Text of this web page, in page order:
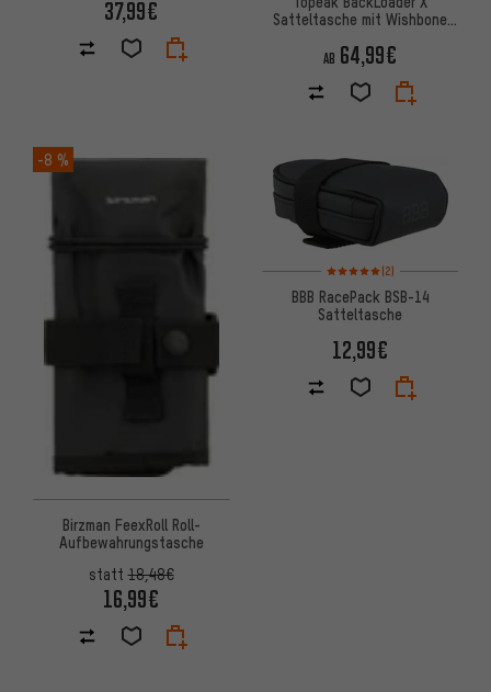
37,99€
Satteltasche mit Wishbone
AB 64,99€
-8 %
Birzman FeexRoll Roll-
Aufbewahrungstasche
statt18,48€
16,99€
Bewertungen: 5 von 5
(2)
BBB RacePack BSB-14
Satteltasche
12,99€